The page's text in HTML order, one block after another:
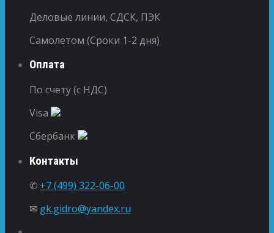
Деловые линии, СДСК, ПЭК
Самолетом (Сроки 1-2 дня)
Оплата
По счету (с НДС)
Visa
Сбербанк
Контакты
✆ +7 (499) 322-06-00
✉ gk.gidro@yandex.ru